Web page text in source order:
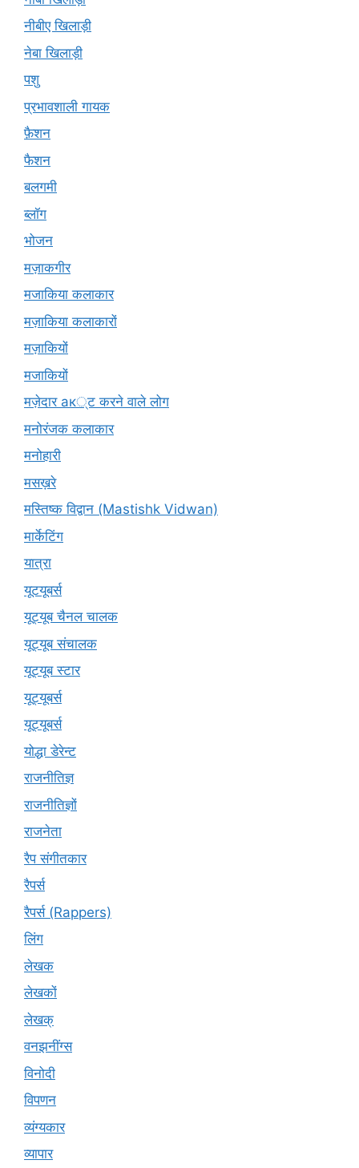
नीबीए खिलाड़ी
नेबा खिलाड़ी
पशु
प्रभावशाली गायक
फ़ैशन
फैशन
बलगमी
ब्लॉग
भोजन
मज़ाकगीर
मजाकिया कलाकार
मज़ाकिया कलाकारों
मज़ाकियों
मजाकियों
मज़ेदार ак्ट करने वाले लोग
मनोरंजक कलाकार
मनोहारी
मसख़रे
मस्तिष्क विद्वान (Mastishk Vidwan)
मार्केटिंग
यात्रा
यूटयूबर्स
यूट्यूब चैनल चालक
यूट्यूब संचालक
यूट्यूब स्टार
यूट्यूबर्स
यूट्‍यूबर्स
योद्धा डेरेन्ट
राजनीतिज्ञ
राजनीतिज्ञों
राजनेता
रैप संगीतकार
रैपर्स
रैपर्स (Rappers)
लिंग
लेखक
लेखकों
लेखक्
वनझनींग्स
विनोदी
विपणन
व्यंग्यकार
व्यापार